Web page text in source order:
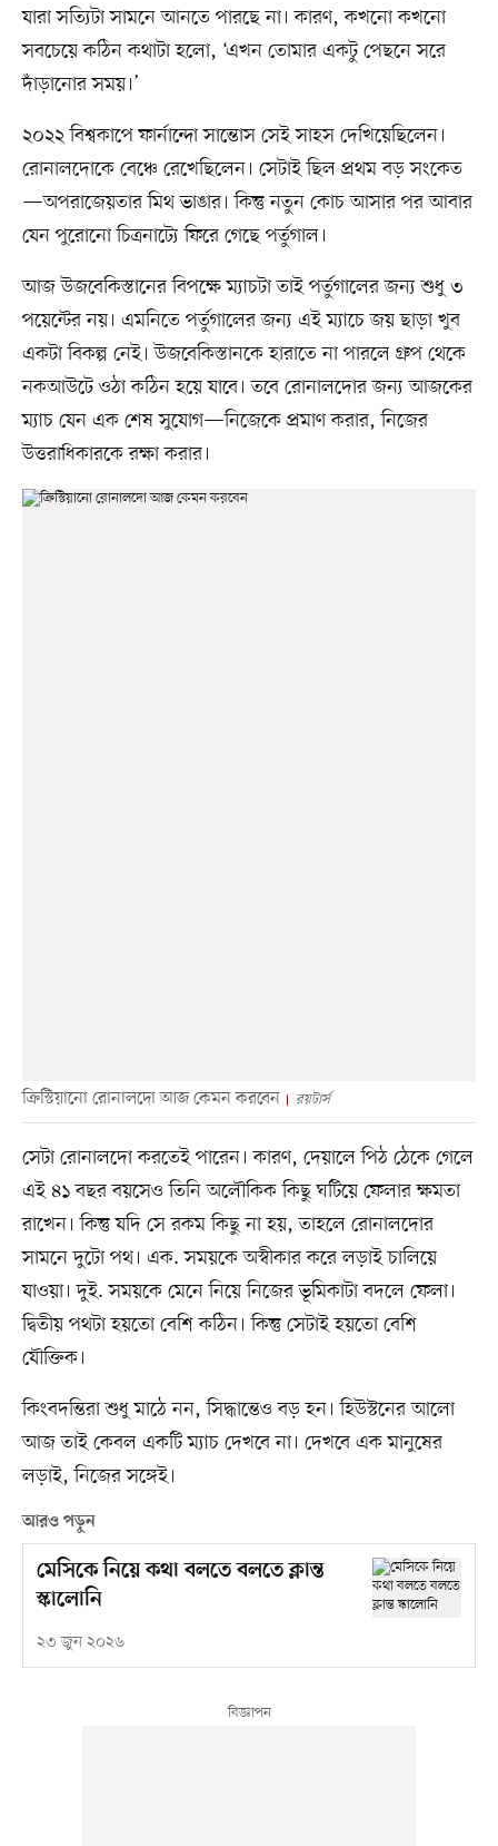
যারা সত্যিটা সামনে আনতে পারছে না। কারণ, কখনো কখনো
সবচেয়ে কঠিন কথাটা হলো, ‘এখন তোমার একটু পেছনে সরে
দাঁড়ানোর সময়।’
২০২২ বিশ্বকাপে ফার্নান্দো সান্তোস সেই সাহস দেখিয়েছিলেন।
রোনালদোকে বেঞ্চে রেখেছিলেন। সেটাই ছিল প্রথম বড় সংকেত
—অপরাজেয়তার মিথ ভাঙার। কিন্তু নতুন কোচ আসার পর আবার
যেন পুরোনো চিত্রনাট্যে ফিরে গেছে পর্তুগাল।
আজ উজবেকিস্তানের বিপক্ষে ম্যাচটা তাই পর্তুগালের জন্য শুধু ৩
পয়েন্টের নয়। এমনিতে পর্তুগালের জন্য এই ম্যাচে জয় ছাড়া খুব
একটা বিকল্প নেই। উজবেকিস্তানকে হারাতে না পারলে গ্রুপ থেকে
নকআউটে ওঠা কঠিন হয়ে যাবে। তবে রোনালদোর জন্য আজকের
ম্যাচ যেন এক শেষ সুযোগ—নিজেকে প্রমাণ করার, নিজের
উত্তরাধিকারকে রক্ষা করার।
ক্রিস্টিয়ানো রোনালদো আজ কেমন করবেন রয়টার্স
সেটা রোনালদো করতেই পারেন। কারণ, দেয়ালে পিঠ ঠেকে গেলে
এই ৪১ বছর বয়সেও তিনি অলৌকিক কিছু ঘটিয়ে ফেলার ক্ষমতা
রাখেন। কিন্তু যদি সে রকম কিছু না হয়, তাহলে রোনালদোর
সামনে দুটো পথ। এক. সময়কে অস্বীকার করে লড়াই চালিয়ে
যাওয়া। দুই. সময়কে মেনে নিয়ে নিজের ভূমিকাটা বদলে ফেলা।
দ্বিতীয় পথটা হয়তো বেশি কঠিন। কিন্তু সেটাই হয়তো বেশি
যৌক্তিক।
কিংবদন্তিরা শুধু মাঠে নন, সিদ্ধান্তেও বড় হন। হিউস্টনের আলো
আজ তাই কেবল একটি ম্যাচ দেখবে না। দেখবে এক মানুষের
লড়াই, নিজের সঙ্গেই।
আরও পড়ুন
মেসিকে নিয়ে কথা বলতে বলতে ক্লান্ত
স্কালোনি
২৩ জুন ২০২৬